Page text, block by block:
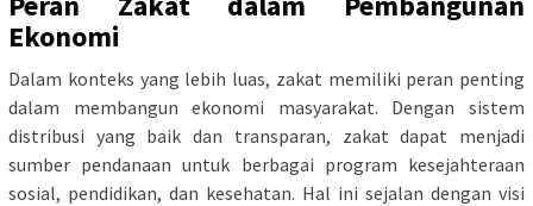
Ekonomi
Dalam konteks yang lebih luas, zakat memiliki peran penting
dalam membangun ekonomi masyarakat. Dengan sistem
distribusi yang baik dan transparan, zakat dapat menjadi
sumber pendanaan untuk berbagai program kesejahteraan
sosial, pendidikan, dan kesehatan. Hal ini sejalan dengan visi